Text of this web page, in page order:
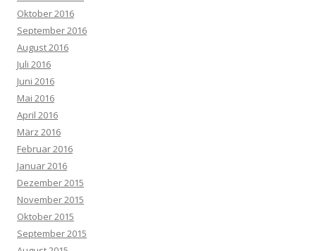
Oktober 2016
September 2016
August 2016
Juli 2016
Juni 2016
Mai 2016
April 2016
März 2016
Februar 2016
Januar 2016
Dezember 2015
November 2015
Oktober 2015
September 2015